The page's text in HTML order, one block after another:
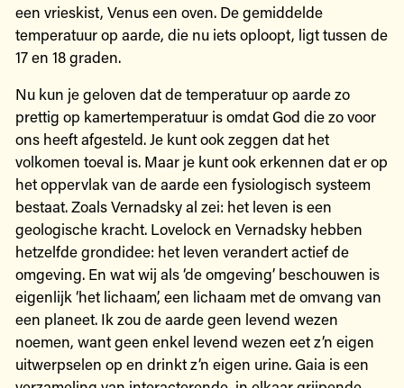
een vrieskist, Venus een oven. De gemiddelde
temperatuur op aarde, die nu iets oploopt, ligt tussen de
17 en 18 graden.
Nu kun je geloven dat de temperatuur op aarde zo
prettig op kamertemperatuur is omdat God die zo voor
ons heeft afgesteld. Je kunt ook zeggen dat het
volkomen toeval is. Maar je kunt ook erkennen dat er op
het oppervlak van de aarde een fysiologisch systeem
bestaat. Zoals Vernadsky al zei: het leven is een
geologische kracht. Lovelock en Vernadsky hebben
hetzelfde grondidee: het leven verandert actief de
omgeving. En wat wij als ‘de omgeving’ beschouwen is
eigenlijk ‘het lichaam’, een lichaam met de omvang van
een planeet. Ik zou de aarde geen levend wezen
noemen, want geen enkel levend wezen eet z’n eigen
uitwerpselen op en drinkt z’n eigen urine. Gaia is een